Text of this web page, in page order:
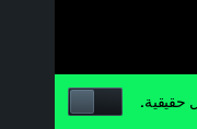
حقيقية.